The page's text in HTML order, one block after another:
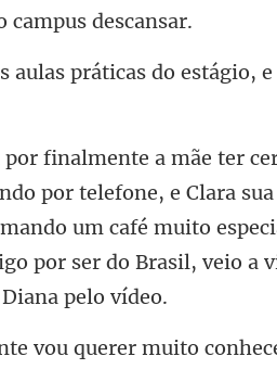
aulas práticas do estágio, e
por telefone, e Clara
um café muito
uito